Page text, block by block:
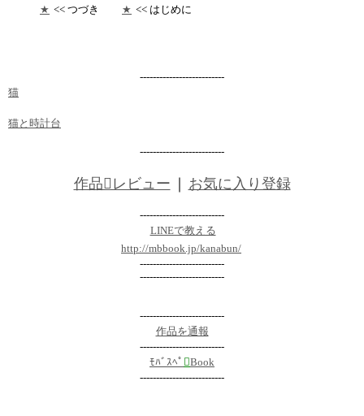
★ << つづき ★ << はじめに
--------------------------
猫
猫と時計台
--------------------------
作品レビュー お気に入り登録
--------------------------
LINEで教える
http://mbbook.jp/kanabun/
--------------------------
--------------------------
--------------------------
作品を通報
--------------------------
ﾓﾊﾞｽﾍﾟ Book
--------------------------